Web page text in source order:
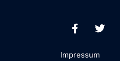
Impressum